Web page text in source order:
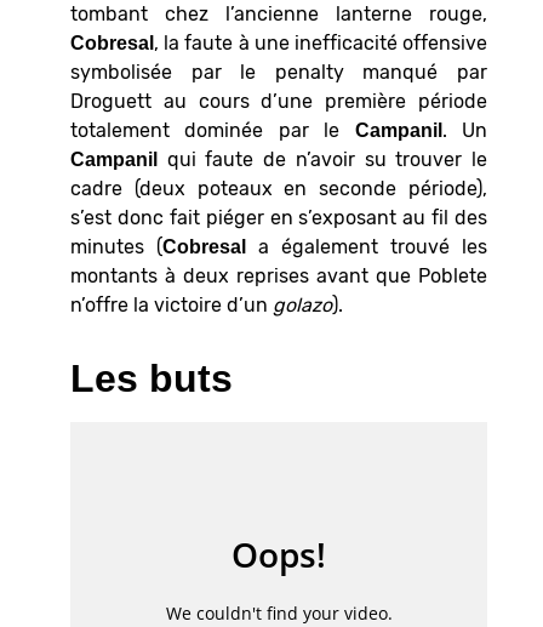
tombant chez l’ancienne lanterne rouge,
Cobresal , la faute à une inefficacité offensive
symbolisée par le penalty manqué par
Droguett au cours d’une première période
totalement dominée par le Campanil . Un
Campanil
qui faute de n’avoir su trouver le
cadre (deux poteaux en seconde période),
s’est donc fait piéger en s’exposant au fil des
minutes (Cobresal
a également trouvé les
montants à deux reprises avant que Poblete
n’offre la victoire d’un golazo).
Les buts